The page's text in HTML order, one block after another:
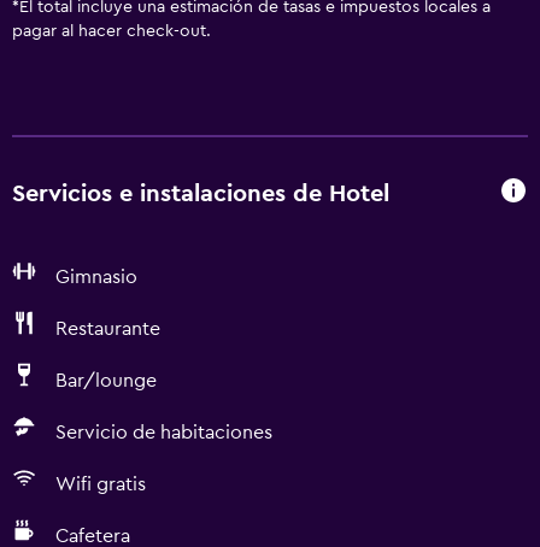
* El total incluye una estimación de tasas e impuestos locales a
pagar al hacer check-out.
Servicios e instalaciones de Hotel
Gimnasio
Restaurante
Bar/lounge
Servicio de habitaciones
Wifi gratis
Cafetera